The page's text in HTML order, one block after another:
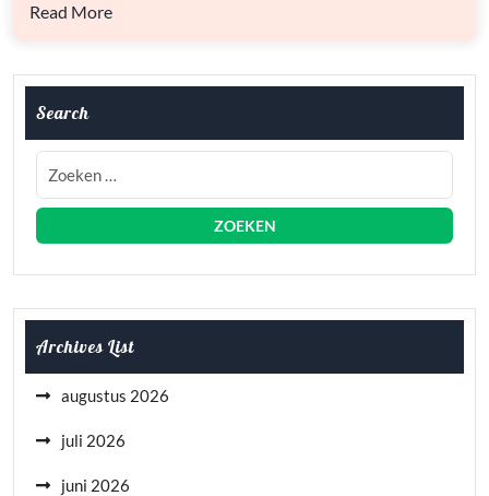
Read More
Search
Archives List
augustus 2026
juli 2026
juni 2026